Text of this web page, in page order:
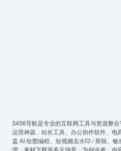
3456导航是专业的互联网工具与资源整
运营神器、站长工具、办公协作软件、电
盖 AI 绘图编程、短视频去水印 / 剪辑、敏
理、素材下载等多元场景，为创业者、内